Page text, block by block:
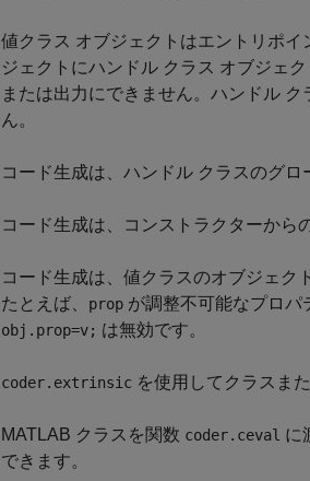
値クラス オブジェクトはエントリポ
ジェクトにハンドル クラス オブジェ
または出力にできません。ハンドル
ん。
コード生成は、ハンドル クラスのグロ
コード生成は、コンストラクターから
コード生成は、値クラスのオブジェク
たとえば、 prop が調整不可能なプロパ
obj.prop=v; は無効です。
coder.extrinsic を使用してクラスま
MATLAB クラスを関数 coder.ceval に
できます。